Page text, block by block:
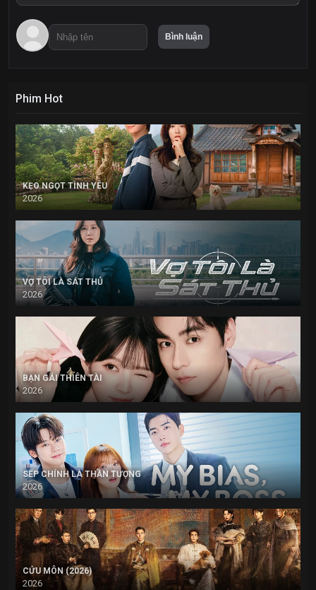
Phim Hot
KẸO NGỌT TÌNH YÊU
2026
VỢ TÔI LÀ SÁT THỦ
2026
BẠN GÁI THIÊN TÀI
2026
SẾP CHÍNH LÀ THẦN TƯỢNG
2026
CỬU MÔN (2026)
2026